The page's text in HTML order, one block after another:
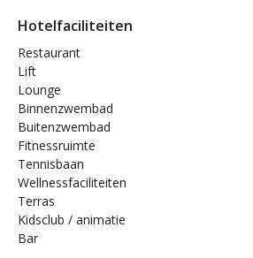
Hotelfaciliteiten
Restaurant
Lift
Lounge
Binnenzwembad
Buitenzwembad
Fitnessruimte
Tennisbaan
Wellnessfaciliteiten
Terras
Kidsclub / animatie
Bar